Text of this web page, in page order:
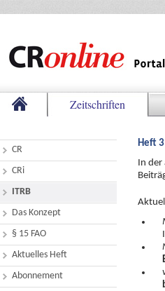
Zeitschriften
CR
CRi
ITRB
Das Konzept
§ 15 FAO
Aktuelles Heft
Abonnement
Heft
In der